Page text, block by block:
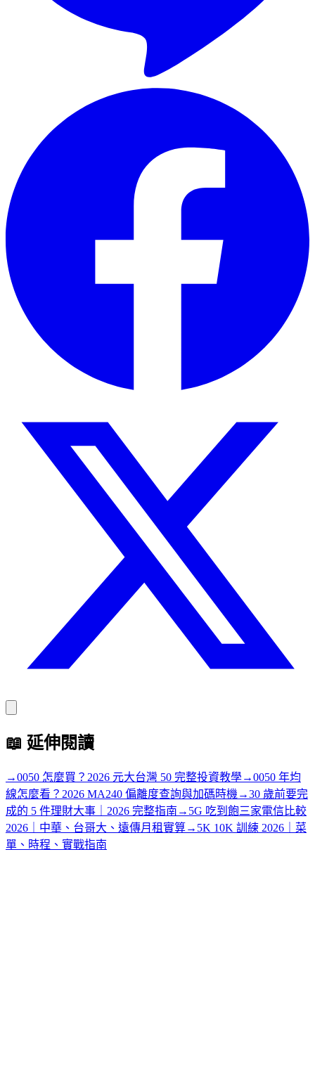
📖 延伸閱讀
→0050 怎麼買？2026 元大台灣 50 完整投資教學→0050 年均
線怎麼看？2026 MA240 偏離度查詢與加碼時機 →30 歲前要完
成的 5 件理財大事｜2026 完整指南 → 5G 吃到飽三家電信比較
2026｜中華、台哥大、遠傳月租實算→ 5K 10K 訓練 2026｜菜
單、時程、實戰指南